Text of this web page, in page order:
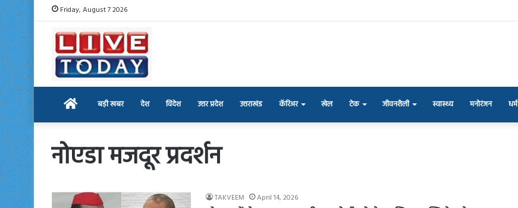
Friday, August 7 2026
Home बड़ी खबर देश विदेश उत्तर प्रदेश उत्तराखंड कॅरिअर खेल टेक जीवनशैली स्वास्थ्य मनोरंजन धर्म
नोएडा मजदूर प्रदर्शन
TAKVEEM April 14, 2026